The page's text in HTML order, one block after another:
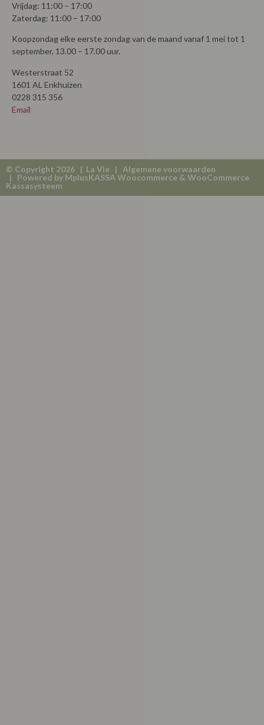
Vrijdag: 11:00 – 17:00
Zaterdag: 11:00 – 17:00
Koopzondag elke eerste zondag van de maand vanaf 1 mei tot 1
september, 13.00 – 17.00 uur.
Westerstraat 52
1601 AL Enkhuizen
0228 315 356
Email
© Copyright 2026 | La Vie | Algemene voorwaarden
| Powered by MplusKASSA Woocommerce & WooCommerce
Kassasysteem